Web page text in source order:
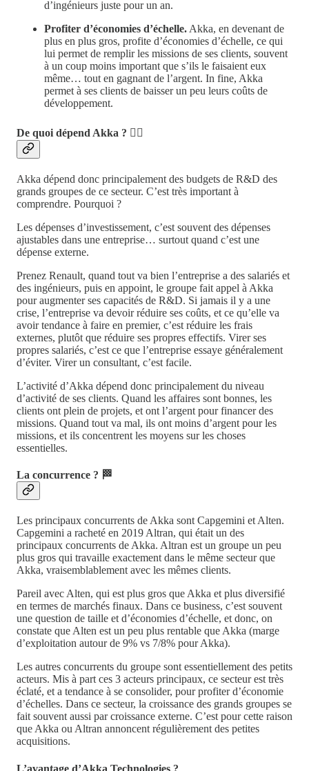
d’ingénieurs juste pour un an.
Profiter d’économies d’échelle. Akka, en devenant de
plus en plus gros, profite d’économies d’échelle, ce qui
lui permet de remplir les missions de ses clients, souvent
à un coup moins important que s’ils le faisaient eux
même… tout en gagnant de l’argent. In fine, Akka
permet à ses clients de baisser un peu leurs coûts de
développement.
De quoi dépend Akka ? 💁‍♂️
Akka dépend donc principalement des budgets de R&D des
grands groupes de ce secteur. C’est très important à
comprendre. Pourquoi ?
Les dépenses d’investissement, c’est souvent des dépenses
ajustables dans une entreprise… surtout quand c’est une
dépense externe.
Prenez Renault, quand tout va bien l’entreprise a des salariés et
des ingénieurs, puis en appoint, le groupe fait appel à Akka
pour augmenter ses capacités de R&D. Si jamais il y a une
crise, l’entreprise va devoir réduire ses coûts, et ce qu’elle va
avoir tendance à faire en premier, c’est réduire les frais
externes, plutôt que réduire ses propres effectifs. Virer ses
propres salariés, c’est ce que l’entreprise essaye généralement
d’éviter. Virer un consultant, c’est facile.
L’activité d’Akka dépend donc principalement du niveau
d’activité de ses clients. Quand les affaires sont bonnes, les
clients ont plein de projets, et ont l’argent pour financer des
missions. Quand tout va mal, ils ont moins d’argent pour les
missions, et ils concentrent les moyens sur les choses
essentielles.
La concurrence ? 🏁
Les principaux concurrents de Akka sont Capgemini et Alten.
Capgemini a racheté en 2019 Altran, qui était un des
principaux concurrents de Akka. Altran est un groupe un peu
plus gros qui travaille exactement dans le même secteur que
Akka, vraisemblablement avec les mêmes clients.
Pareil avec Alten, qui est plus gros que Akka et plus diversifié
en termes de marchés finaux. Dans ce business, c’est souvent
une question de taille et d’économies d’échelle, et donc, on
constate que Alten est un peu plus rentable que Akka (marge
d’exploitation autour de 9% vs 7/8% pour Akka).
Les autres concurrents du groupe sont essentiellement des petits
acteurs. Mis à part ces 3 acteurs principaux, ce secteur est très
éclaté, et a tendance à se consolider, pour profiter d’économie
d’échelles. Dans ce secteur, la croissance des grands groupes se
fait souvent aussi par croissance externe. C’est pour cette raison
que Akka ou Altran annoncent régulièrement des petites
acquisitions.
L’avantage d’Akka Technologies ?